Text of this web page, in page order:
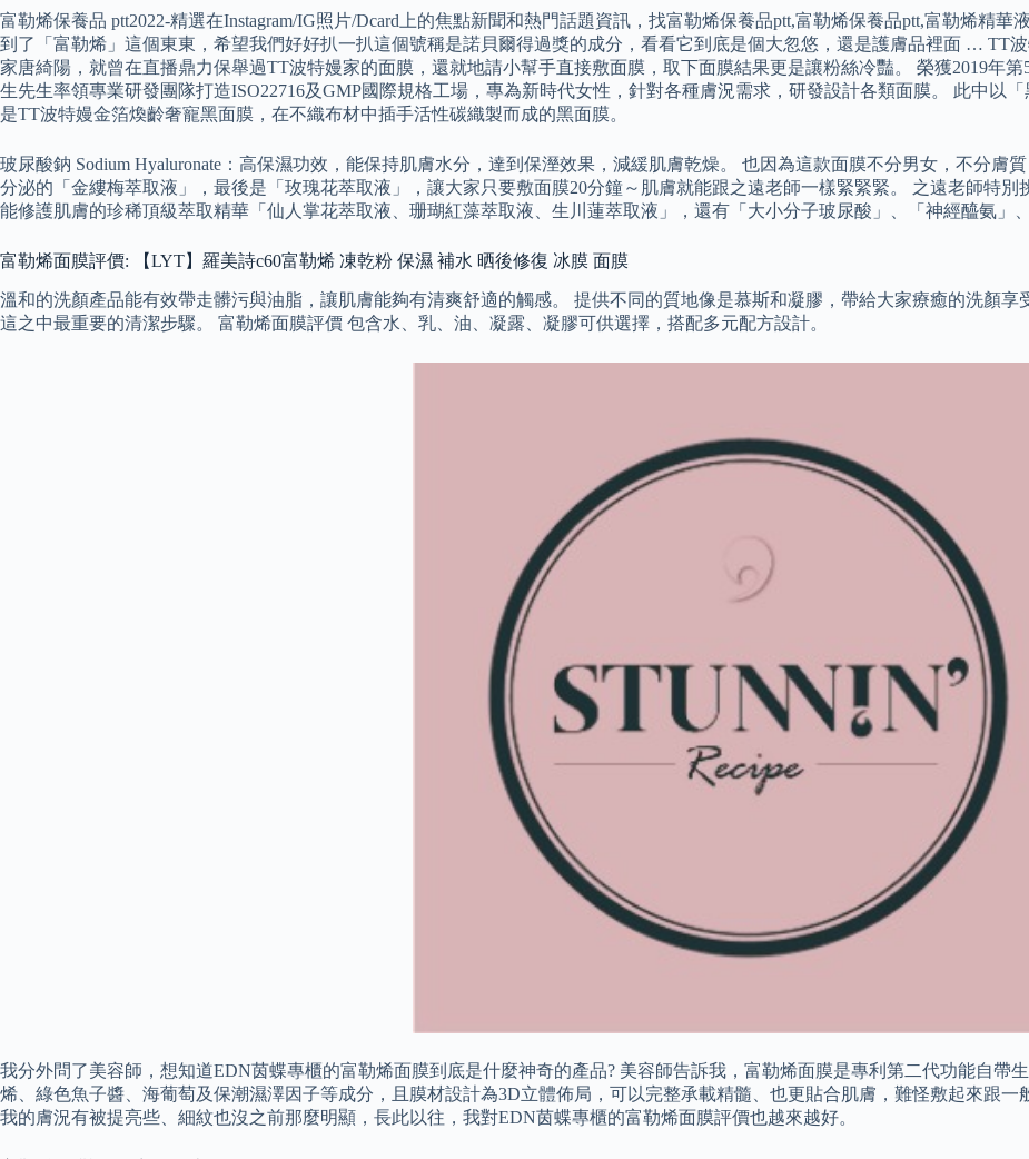
富勒烯保養品 ptt2022-精選在Instagram/IG照片/Dcard上的焦點新聞和熱門話題資訊，找富勒烯保養品ptt,富勒烯保養品ptt,富勒烯精
到了「富勒烯」這個東東，希望我們好好扒一扒這個號稱是諾貝爾得過獎的成分，看看它到底是個大忽悠，還是護膚品裡面 … TT
家唐綺陽，就曾在直播鼎力保舉過TT波特嫚家的面膜，還就地請小幫手直接敷面膜，取下面膜結果更是讓粉絲冷豔。 榮獲2019年
生先生率領專業研發團隊打造ISO22716及GMP國際規格工場，專為新時代女性，針對各種膚況需求，研發設計各類面膜。 此中以
是TT波特嫚金箔煥齡奢寵黑面膜，在不織布材中插手活性碳織製而成的黑面膜。
玻尿酸鈉 Sodium Hyaluronate：高保濕功效，能保持肌膚水分，達到保溼效果，減緩肌膚乾燥。 也因為這款面膜不分男女，不分膚
分泌的「金縷梅萃取液」，最後是「玫瑰花萃取液」，讓大家只要敷面膜20分鐘～肌膚就能跟之遠老師一樣緊緊緊。 之遠老師特
能修護肌膚的珍稀頂級萃取精華「仙人掌花萃取液、珊瑚紅藻萃取液、生川蓮萃取液」，還有「大小分子玻尿酸」、「神經醯氨」
富勒烯面膜評價: 【LYT】羅美詩c60富勒烯 凍乾粉 保濕 補水 晒後修復 冰膜 面膜
溫和的洗顏產品能有效帶走髒污與油脂，讓肌膚能夠有清爽舒適的觸感。 提供不同的質地像是慕斯和凝膠，帶給大家療癒的洗顏
這之中最重要的清潔步驟。 富勒烯面膜評價 包含水、乳、油、凝露、凝膠可供選擇，搭配多元配方設計。
我分外問了美容師，想知道EDN茵蝶專櫃的富勒烯面膜到底是什麼神奇的產品? 美容師告訴我，富勒烯面膜是專利第二代功能自帶
烯、綠色魚子醬、海葡萄及保潮濕澤因子等成分，且膜材設計為3D立體佈局，可以完整承載精髓、也更貼合肌膚，難怪敷起來跟
我的膚況有被提亮些、細紋也沒之前那麼明顯，長此以往，我對EDN茵蝶專櫃的富勒烯面膜評價也越來越好。